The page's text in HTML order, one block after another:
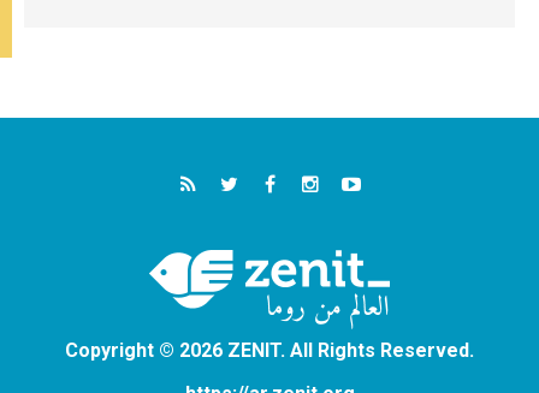
Copyright © 2026 ZENIT. All Rights Reserved.